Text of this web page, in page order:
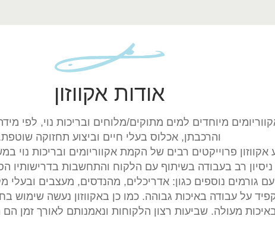
אודות אקווזון
מיוחדים למים מתוקים/מלוחים ובריכות נוי, לפי
והרכבתן, אכלוס בעלי חיים וביצוע תחזוקה
פרוייקטים רבים של הקמת אקווריומים ובריכות נוי
ניסיון רב בעבודה בשיתוף עם הלקוח והתחשבות בדרישותיו
עם גורמים נוספים כגון: אדריכלים, מהנדסים, מעצבים ובעלי
על עבודה באיכות גבוהה. כמו כן באקווזון נעשה
מעולה. שביעות רצון הלקוחות ונאמנותם לאורך זמן